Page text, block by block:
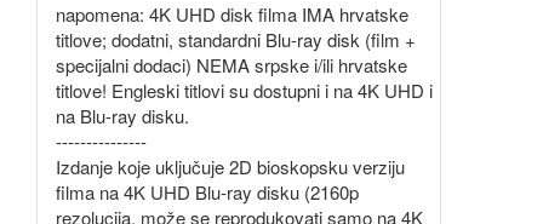
napomena: 4K UHD disk filma IMA hrvatske
titlove; dodatni, standardni Blu-ray disk (film +
specijalni dodaci) NEMA srpske i/ili hrvatske
titlove! Engleski titlovi su dostupni i na 4K UHD i
na Blu-ray disku.
---------------
Izdanje koje uključuje 2D bioskopsku verziju
filma na 4K UHD Blu-ray disku (2160p
rezolucija, može se reprodukovati samo na 4K